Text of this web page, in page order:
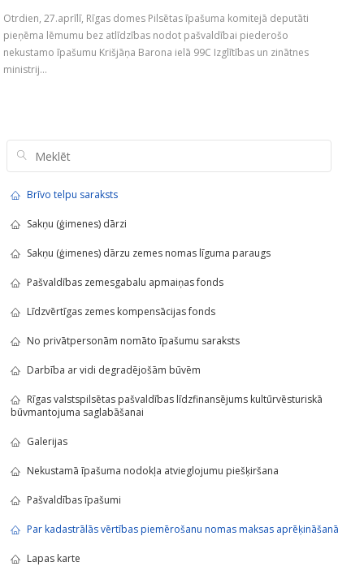
Otrdien, 27.aprīlī, Rīgas domes Pilsētas īpašuma komitejā deputāti
pieņēma lēmumu bez atlīdzības nodot pašvaldībai piederošo
nekustamo īpašumu Krišjāņa Barona ielā 99C Izglītības un zinātnes
ministrij...
Brīvo telpu saraksts
Sakņu (ģimenes) dārzi
Sakņu (ģimenes) dārzu zemes nomas līguma paraugs
Pašvaldības zemesgabalu apmaiņas fonds
Līdzvērtīgas zemes kompensācijas fonds
No privātpersonām nomāto īpašumu saraksts
Darbība ar vidi degradējošām būvēm
Rīgas valstspilsētas pašvaldības līdzfinansējums kultūrvēsturiskā
būvmantojuma saglabāšanai
Galerijas
Nekustamā īpašuma nodokļa atvieglojumu piešķiršana
Pašvaldības īpašumi
Par kadastrālās vērtības piemērošanu nomas maksas aprēķināšanā
Lapas karte